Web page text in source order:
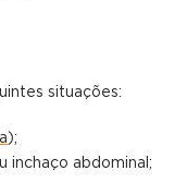
situações:
);
inchaço abdominal;